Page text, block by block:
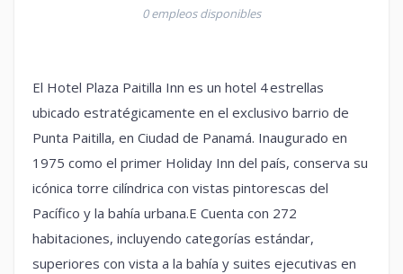
0 empleos disponibles
El Hotel Plaza Paitilla Inn es un hotel 4 estrellas
ubicado estratégicamente en el exclusivo barrio de
Punta Paitilla, en Ciudad de Panamá. Inaugurado en
1975 como el primer Holiday Inn del país, conserva su
icónica torre cilíndrica con vistas pintorescas del
Pacífico y la bahía urbana.E Cuenta con 272
habitaciones, incluyendo categorías estándar,
superiores con vista a la bahía y suites ejecutivas en